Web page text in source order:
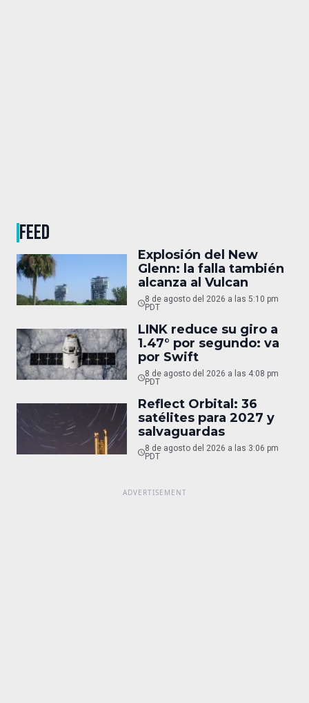
FEED
Explosión del New
Glenn: la falla también
alcanza al Vulcan
8 de agosto del 2026 a las 5:10 pm
PDT
LINK reduce su giro a
1.47° por segundo: va
por Swift
8 de agosto del 2026 a las 4:08 pm
PDT
Reflect Orbital: 36
satélites para 2027 y
salvaguardas
8 de agosto del 2026 a las 3:06 pm
PDT